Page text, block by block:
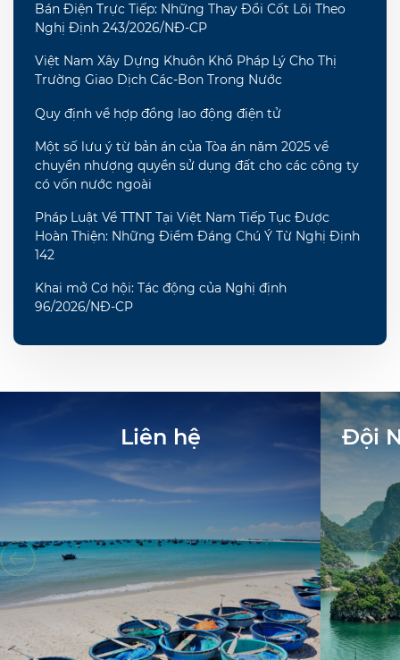
Bán Điện Trực Tiếp: Những Thay Đổi Cốt Lõi Theo
Nghị Định 243/2026/NĐ-CP
Việt Nam Xây Dựng Khuôn Khổ Pháp Lý Cho Thị
Trường Giao Dịch Các-Bon Trong Nước
Quy định về hợp đồng lao động điện tử
Một số lưu ý từ bản án của Tòa án năm 2025 về
chuyển nhượng quyền sử dụng đất cho các công ty
có vốn nước ngoài
Pháp Luật Về TTNT Tại Việt Nam Tiếp Tục Được
Hoàn Thiện: Những Điểm Đáng Chú Ý Từ Nghị Định
142
Khai mở Cơ hội: Tác động của Nghị định
96/2026/NĐ-CP
Liên hệ Đội